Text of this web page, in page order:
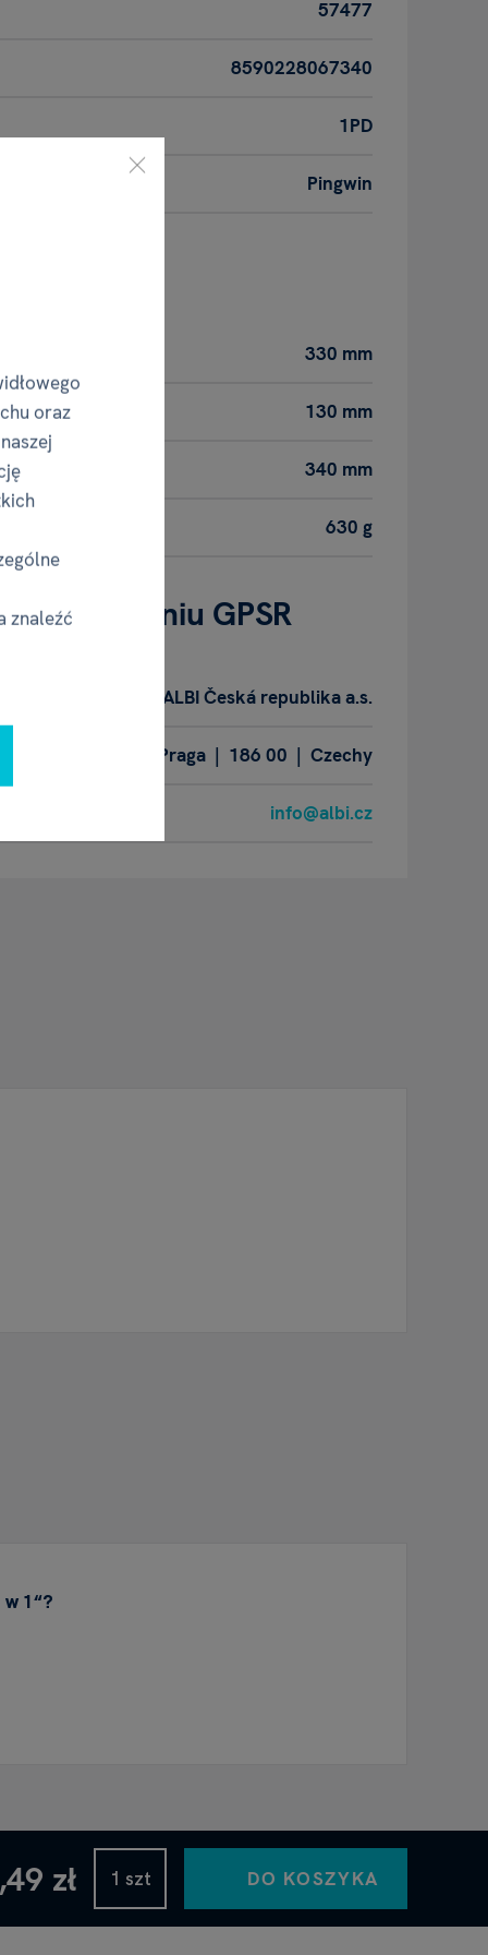
57477
8590228067340
1PD
Pingwin
330 mm
130 mm
340 mm
630 g
rozumieniu GPSR
ALBI Česká republika a.s.
289/13, Karlín | Praga | 186 00 | Czechy
info@albi.cz
1“?
zł DO KOSZYKA
oraz
znaleźć